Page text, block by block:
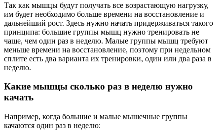
Так как мышцы будут получать все возрастающую нагрузку,
им будет необходимо больше времени на восстановление и
дальнейший рост. Здесь нужно начать придерживаться такого
принципа: большие группы мышц нужно тренировать не
чаще, чем один раз в неделю. Малые группы мышц требуют
меньше времени на восстановление, поэтому при недельном
сплите есть два варианта их тренировки, один или два раза в
неделю.
Какие мышцы сколько раз в неделю нужно
качать
Например, когда большие и малые мышечные группы
качаются один раз в неделю: